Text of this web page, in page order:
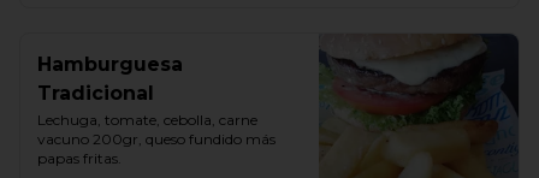
Hamburguesa
Tradicional
Lechuga, tomate, cebolla, carne
vacuno 200gr, queso fundido más
papas fritas.